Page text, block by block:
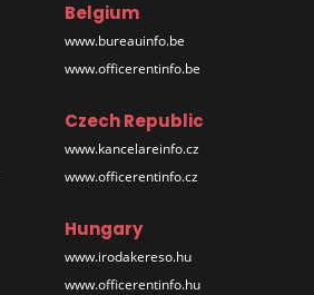
Belgium
www.bureauinfo.be
www.officerentinfo.be
Czech Republic
www.kancelareinfo.cz
www.officerentinfo.cz
Hungary
www.irodakereso.hu
www.officerentinfo.hu